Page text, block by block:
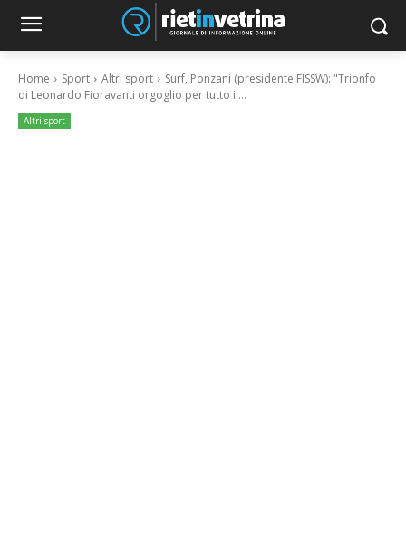
Home Sport Altri sport
Surf, Ponzani (presidente FISSW): "Trionfo
di Leonardo Fioravanti orgoglio per tutto il...
Altri sport